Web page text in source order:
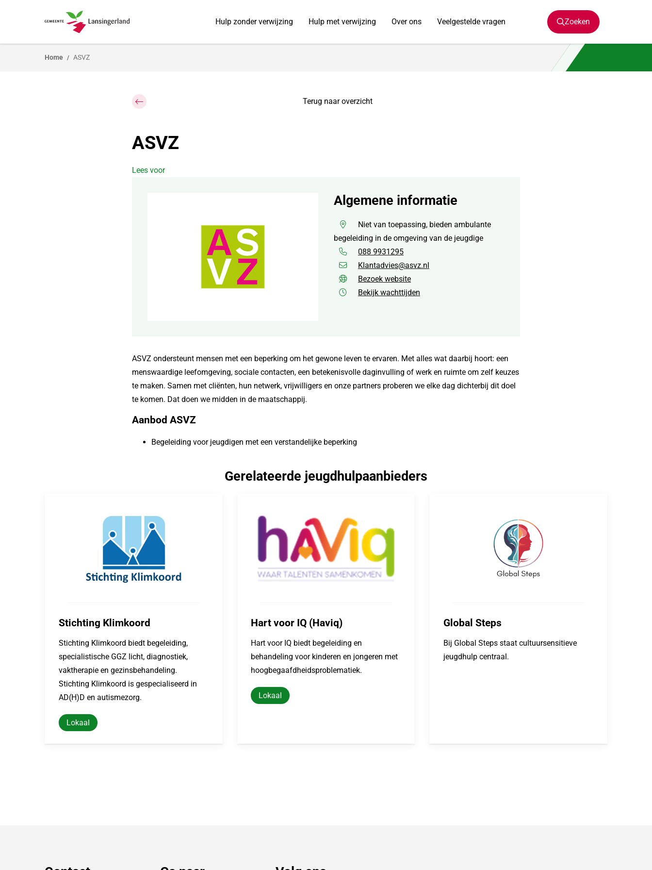
Hulp zonder verwijzing Hulp met verwijzing Over ons Veelgestelde vragen Zoeken
Home ASVZ
Terug naar overzicht
ASVZ
Lees voor
Algemene informatie
Niet van toepassing, bieden ambulante
begeleiding in de omgeving van de jeugdige
088 9931295
Klantadvies@asvz.nl
Bezoek website
Bekijk wachttijden
ASVZ ondersteunt mensen met een beperking om het gewone leven te ervaren. Met alles wat daarbij hoort: een
menswaardige leefomgeving, sociale contacten, een betekenisvolle daginvulling of werk en ruimte om zelf keuzes
te maken. Samen met cliënten, hun netwerk, vrijwilligers en onze partners proberen we elke dag dichterbij dit doel
te komen. Dat doen we midden in de maatschappij.
Aanbod ASVZ
Begeleiding voor jeugdigen met een verstandelijke beperking
Gerelateerde jeugdhulpaanbieders
Stichting Klimkoord
Stichting Klimkoord biedt begeleiding,
specialistische GGZ licht, diagnostiek,
vaktherapie en gezinsbehandeling.
Stichting Klimkoord is gespecialiseerd in
AD(H)D en autismezorg.
Lokaal
Hart voor IQ (Haviq)
Hart voor IQ biedt begeleiding en
behandeling voor kinderen en jongeren met
hoogbegaafdheidsproblematiek.
Lokaal
Global Steps
Bij Global Steps staat cultuursensitieve
jeugdhulp centraal.